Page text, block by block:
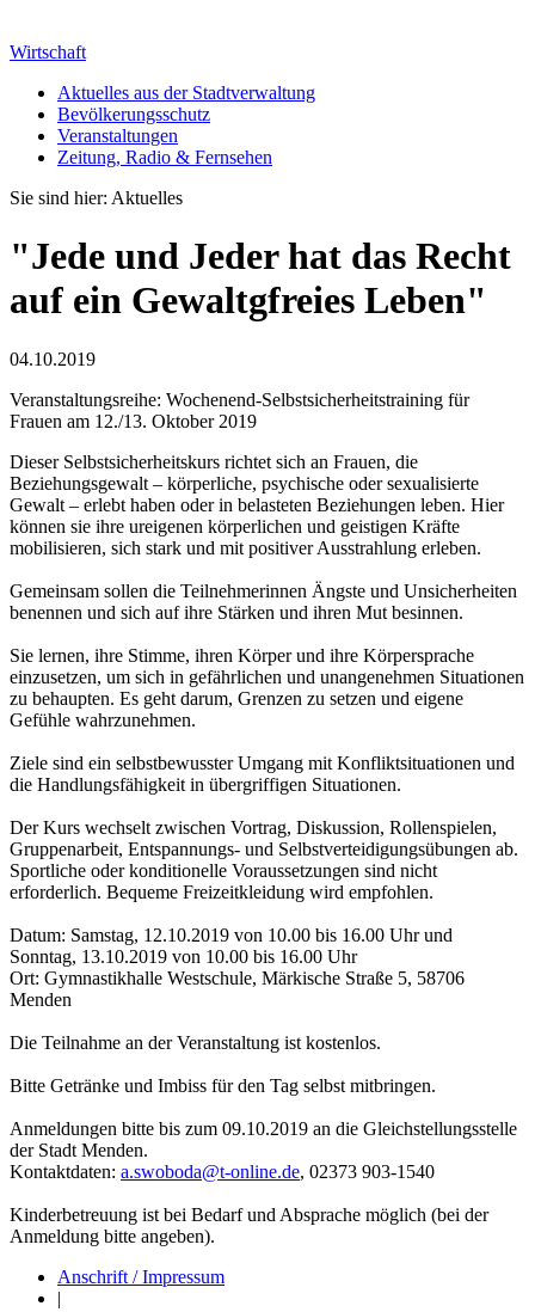
Wirtschaft
Aktuelles aus der Stadtverwaltung
Bevölkerungsschutz
Veranstaltungen
Zeitung, Radio & Fernsehen
Sie sind hier: Aktuelles
"Jede und Jeder hat das Recht
auf ein Gewaltgfreies Leben"
04.10.2019
Veranstaltungsreihe: Wochenend-Selbstsicherheitstraining für
Frauen am 12./13. Oktober 2019
Dieser Selbstsicherheitskurs richtet sich an Frauen, die
Beziehungsgewalt – körperliche, psychische oder sexualisierte
Gewalt – erlebt haben oder in belasteten Beziehungen leben. Hier
können sie ihre ureigenen körperlichen und geistigen Kräfte
mobilisieren, sich stark und mit positiver Ausstrahlung erleben.
Gemeinsam sollen die Teilnehmerinnen Ängste und Unsicherheiten
benennen und sich auf ihre Stärken und ihren Mut besinnen.
Sie lernen, ihre Stimme, ihren Körper und ihre Körpersprache
einzusetzen, um sich in gefährlichen und unangenehmen Situationen
zu behaupten. Es geht darum, Grenzen zu setzen und eigene
Gefühle wahrzunehmen.
Ziele sind ein selbstbewusster Umgang mit Konfliktsituationen und
die Handlungsfähigkeit in übergriffigen Situationen.
Der Kurs wechselt zwischen Vortrag, Diskussion, Rollenspielen,
Gruppenarbeit, Entspannungs- und Selbstverteidigungsübungen ab.
Sportliche oder konditionelle Voraussetzungen sind nicht
erforderlich. Bequeme Freizeitkleidung wird empfohlen.
Datum: Samstag, 12.10.2019 von 10.00 bis 16.00 Uhr und
Sonntag, 13.10.2019 von 10.00 bis 16.00 Uhr
Ort: Gymnastikhalle Westschule, Märkische Straße 5, 58706
Menden
Die Teilnahme an der Veranstaltung ist kostenlos.
Bitte Getränke und Imbiss für den Tag selbst mitbringen.
Anmeldungen bitte bis zum 09.10.2019 an die Gleichstellungsstelle
der Stadt Menden.
Kontaktdaten: a.swoboda@t-online.de, 02373 903-1540
Kinderbetreuung ist bei Bedarf und Absprache möglich (bei der
Anmeldung bitte angeben).
Anschrift / Impressum
|